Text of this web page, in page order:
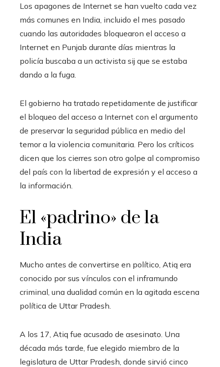
Los apagones de Internet se han vuelto cada vez
más comunes en India, incluido el mes pasado
cuando las autoridades bloquearon el acceso a
Internet en Punjab durante días mientras la
policía buscaba a un activista sij que se estaba
dando a la fuga.
El gobierno ha tratado repetidamente de justificar
el bloqueo del acceso a Internet con el argumento
de preservar la seguridad pública en medio del
temor a la violencia comunitaria. Pero los críticos
dicen que los cierres son otro golpe al compromiso
del país con la libertad de expresión y el acceso a
la información.
El «padrino» de la
India
Mucho antes de convertirse en político, Atiq era
conocido por sus vínculos con el inframundo
criminal, una dualidad común en la agitada escena
política de Uttar Pradesh.
A los 17, Atiq fue acusado de asesinato. Una
década más tarde, fue elegido miembro de la
legislatura de Uttar Pradesh, donde sirvió cinco